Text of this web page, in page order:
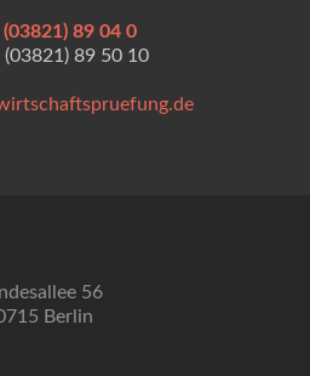
89 04 0
(03821) 89 50 10
56
Berlin